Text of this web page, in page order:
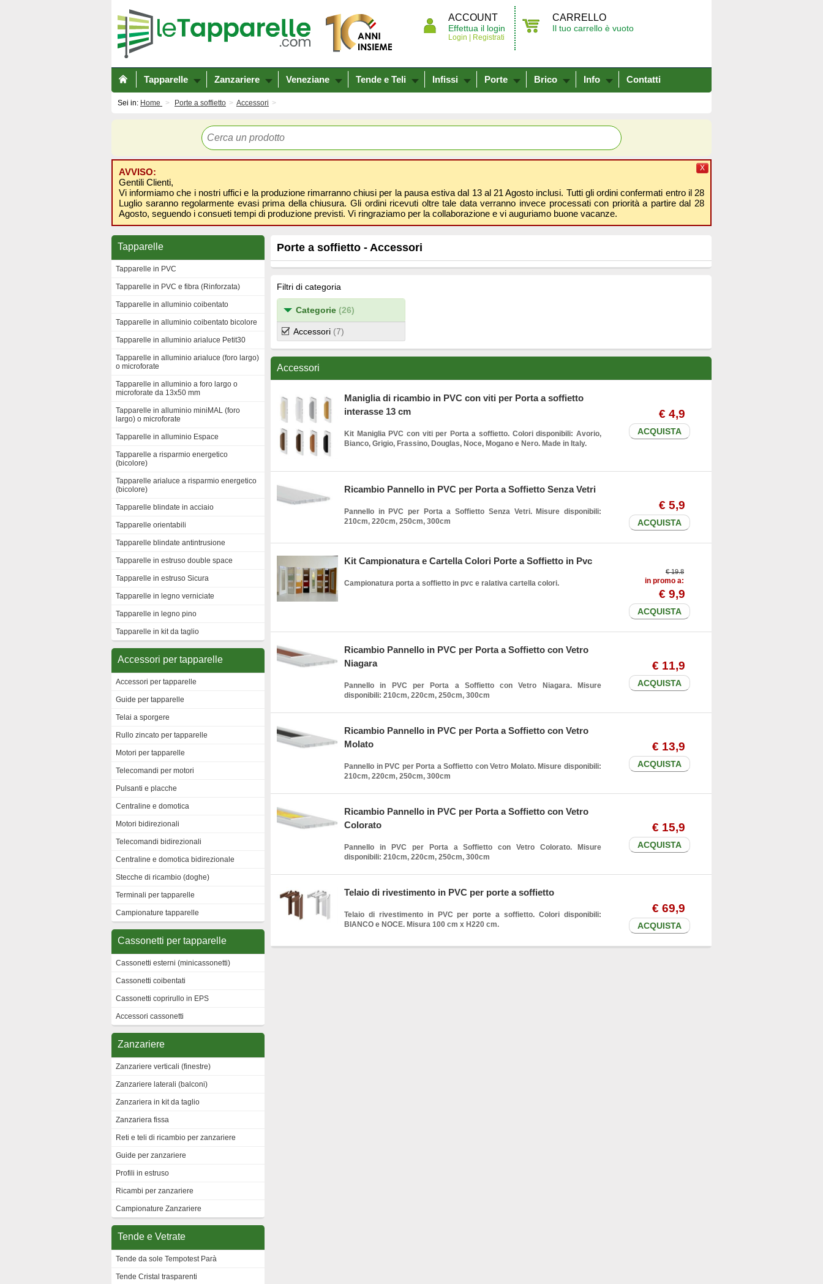
ACCOUNT
Effettua il login
Login | Registrati
CARRELLO
Il tuo carrello è vuoto
Tapparelle Zanzariere Veneziane Tende e Teli Infissi Porte Brico Info Contatti
Sei in: Home Porte a soffietto Accessori
AVVISO:
Gentili Clienti,
Vi informiamo che i nostri uffici e la produzione rimarranno chiusi per la pausa estiva dal 13 al 21 Agosto inclusi. Tutti gli ordini confermati entro il 28
Luglio saranno regolarmente evasi prima della chiusura. Gli ordini ricevuti oltre tale data verranno invece processati con priorità a partire dal 28
Agosto, seguendo i consueti tempi di produzione previsti. Vi ringraziamo per la collaborazione e vi auguriamo buone vacanze.
X
Tapparelle
Tapparelle in PVC
Tapparelle in PVC e fibra (Rinforzata)
Tapparelle in alluminio coibentato
Tapparelle in alluminio coibentato bicolore
Tapparelle in alluminio arialuce Petit30
Tapparelle in alluminio arialuce (foro largo)
o microforate
Tapparelle in alluminio a foro largo o
microforate da 13x50 mm
Tapparelle in alluminio miniMAL (foro
largo) o microforate
Tapparelle in alluminio Espace
Tapparelle a risparmio energetico
(bicolore)
Tapparelle arialuce a risparmio energetico
(bicolore)
Tapparelle blindate in acciaio
Tapparelle orientabili
Tapparelle blindate antintrusione
Tapparelle in estruso double space
Tapparelle in estruso Sicura
Tapparelle in legno verniciate
Tapparelle in legno pino
Tapparelle in kit da taglio
Accessori per tapparelle
Accessori per tapparelle
Guide per tapparelle
Telai a sporgere
Rullo zincato per tapparelle
Motori per tapparelle
Telecomandi per motori
Pulsanti e placche
Centraline e domotica
Motori bidirezionali
Telecomandi bidirezionali
Centraline e domotica bidirezionale
Stecche di ricambio (doghe)
Terminali per tapparelle
Campionature tapparelle
Cassonetti per tapparelle
Cassonetti esterni (minicassonetti)
Cassonetti coibentati
Cassonetti coprirullo in EPS
Accessori cassonetti
Zanzariere
Zanzariere verticali (finestre)
Zanzariere laterali (balconi)
Zanzariera in kit da taglio
Zanzariera fissa
Reti e teli di ricambio per zanzariere
Guide per zanzariere
Profili in estruso
Ricambi per zanzariere
Campionature Zanzariere
Tende e Vetrate
Tende da sole Tempotest Parà
Tende Cristal trasparenti
Porte a soffietto - Accessori
Filtri di categoria
Categorie (26)
Accessori (7)
Accessori
Maniglia di ricambio in PVC con viti per Porta a soffietto
interasse 13 cm
Kit Maniglia PVC con viti per Porta a soffietto. Colori disponibili: Avorio,
Bianco, Grigio, Frassino, Douglas, Noce, Mogano e Nero. Made in Italy.
€ 4,9
ACQUISTA
Ricambio Pannello in PVC per Porta a Soffietto Senza Vetri
Pannello in PVC per Porta a Soffietto Senza Vetri. Misure disponibili:
210cm, 220cm, 250cm, 300cm
€ 5,9
ACQUISTA
Kit Campionatura e Cartella Colori Porte a Soffietto in Pvc
Campionatura porta a soffietto in pvc e ralativa cartella colori.
€ 19.8
in promo a:
€ 9,9
ACQUISTA
Ricambio Pannello in PVC per Porta a Soffietto con Vetro
Niagara
Pannello in PVC per Porta a Soffietto con Vetro Niagara. Misure
disponibili: 210cm, 220cm, 250cm, 300cm
€ 11,9
ACQUISTA
Ricambio Pannello in PVC per Porta a Soffietto con Vetro
Molato
Pannello in PVC per Porta a Soffietto con Vetro Molato. Misure disponibili:
210cm, 220cm, 250cm, 300cm
€ 13,9
ACQUISTA
Ricambio Pannello in PVC per Porta a Soffietto con Vetro
Colorato
Pannello in PVC per Porta a Soffietto con Vetro Colorato. Misure
disponibili: 210cm, 220cm, 250cm, 300cm
€ 15,9
ACQUISTA
Telaio di rivestimento in PVC per porte a soffietto
Telaio di rivestimento in PVC per porte a soffietto. Colori disponibili:
BIANCO e NOCE. Misura 100 cm x H220 cm.
€ 69,9
ACQUISTA